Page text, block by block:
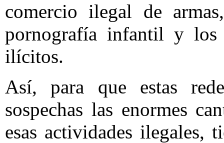
comercio ilegal de
pornografía infantil y los
ilícitos.
Así, para que estas
sospechas las enormes
esas actividades ilegales,